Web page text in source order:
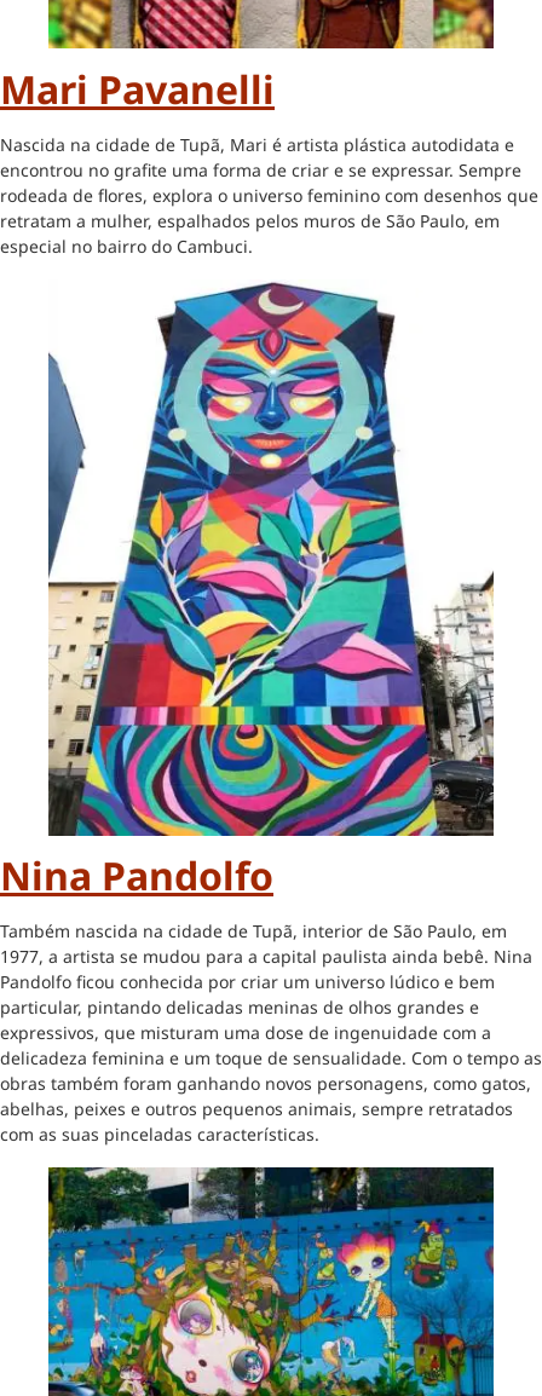
Mari Pavanelli
Nascida na cidade de Tupã, Mari é artista plástica autodidata e
encontrou no grafite uma forma de criar e se expressar. Sempre
rodeada de flores, explora o universo feminino com desenhos que
retratam a mulher, espalhados pelos muros de São Paulo, em
especial no bairro do Cambuci.
Nina Pandolfo
Também nascida na cidade de Tupã, interior de São Paulo, em
1977, a artista se mudou para a capital paulista ainda bebê. Nina
Pandolfo ficou conhecida por criar um universo lúdico e bem
particular, pintando delicadas meninas de olhos grandes e
expressivos, que misturam uma dose de ingenuidade com a
delicadeza feminina e um toque de sensualidade. Com o tempo as
obras também foram ganhando novos personagens, como gatos,
abelhas, peixes e outros pequenos animais, sempre retratados
com as suas pinceladas características.